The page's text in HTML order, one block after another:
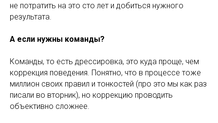
не потратить на это сто лет и добиться нужного
результата.
А если нужны команды?
Команды, то есть дрессировка, это куда проще, чем
коррекция поведения. Понятно, что в процессе тоже
миллион своих правил и тонкостей (про это мы как раз
писали во вторник), но коррекцию проводить
объективно сложнее.